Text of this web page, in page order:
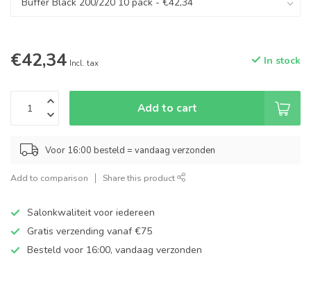
€42,34 Incl. tax In stock
Add to cart
Voor 16:00 besteld = vandaag verzonden
Add to comparison Share this product
Salonkwaliteit voor iedereen
Gratis verzending vanaf €75
Besteld voor 16:00, vandaag verzonden